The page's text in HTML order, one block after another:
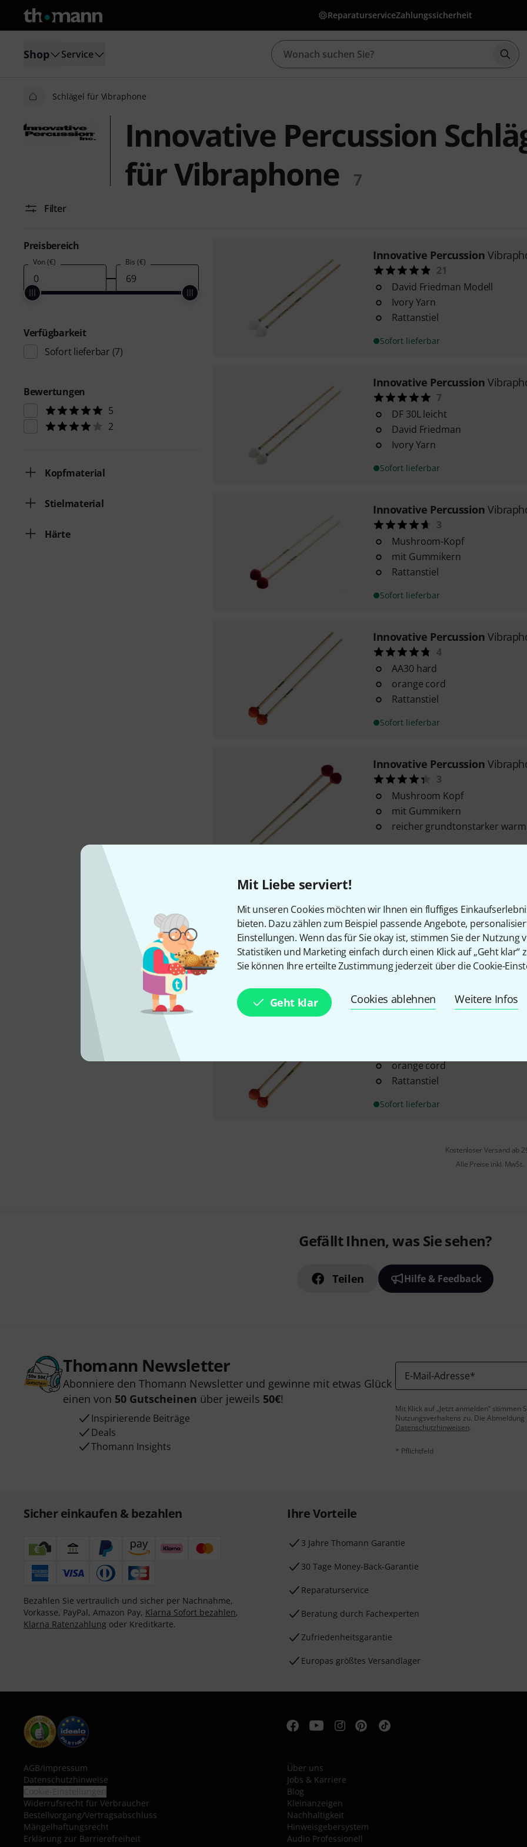
Mit Liebe serviert!
Mit unseren Cookies möchten wir Ihnen ein fluffiges
bieten. Dazu zählen zum Beispiel passende Angebote,
Einstellungen. Wenn das für Sie okay ist, stimmen Sie der Nutzung
Statistiken und Marketing einfach durch einen Klick auf „Geht klar“
Sie können Ihre erteilte Zustimmung jederzeit über die Cookie-
Geht klar Cookies ablehnen Weitere Infos
ReparaturserviceZahlungssicherheit
Shop Service
Schlägel für Vibraphone
Innovative Percussion
für Vibraphone
7
Filter
Preisbereich
Von (€) Bis (€)
Verfügbarkeit
Sofort lieferbar (7)
Bewertungen
5
2
Kopfmaterial
Stielmaterial
Härte
Innovative Percussion
21
David Friedman Modell
Ivory Yarn
Rattanstiel
Sofort lieferbar
Innovative Percussion
7
DF 30L leicht
David Friedman
Ivory Yarn
Sofort lieferbar
Innovative Percussion
3
Mushroom-Kopf
mit Gummikern
Rattanstiel
Sofort lieferbar
Innovative Percussion
4
AA30 hard
orange cord
Rattanstiel
Sofort lieferbar
Innovative Percussion
3
Mushroom Kopf
mit Gummikern
reicher grundtonstarker
1
Jim Casella
Kern aus Gummi-Latex
speziell entwickelter
orange cord
Rattanstiel
Sofort lieferbar
Kostenloser Versand ab
Alle Preise inkl. MwSt.
Gefällt Ihnen, was Sie sehen?
Teilen Hilfe & Feedback
Thomann Newsletter
Abonniere den Thomann Newsletter und gewinne mit etwas Glück
einen von 50 Gutscheinen über jeweils 50€!
Inspirierende Beiträge
Deals
Thomann Insights
E-Mail-Adresse*
Mit Klick auf „Jetzt anmelden“
Nutzungsverhaltens zu. Die
Datenschutzhinweisen.
* Pflichtfeld
Sicher einkaufen & bezahlen
Bezahlen Sie vertraulich und sicher per Nachnahme,
Vorkasse, PayPal, Amazon Pay, Klarna Sofort bezahlen,
Klarna Ratenzahlung oder Kreditkarte.
Ihre Vorteile
3 Jahre Thomann Garantie
30 Tage Money-Back-Garantie
Reparaturservice
Beratung durch Fachexperten
Zufriedenheitsgarantie
Europas größtes Versandlager
AGB/Impressum
Datenschutzhinweise
Widerrufsrecht für Verbraucher
Bestellvorgang/Vertragsabschluss
Mängelhaftungsrecht
Erklärung zur Barrierefreiheit
Über uns
Jobs & Karriere
Blog
Kleinanzeigen
Nachhaltigkeit
Hinweisgebersystem
Audio Professionell